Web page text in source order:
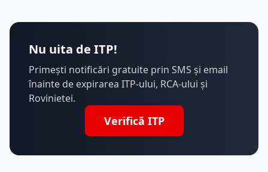
Nu uita de ITP!
Primești notificări gratuite prin SMS și email
înainte de expirarea ITP-ului, RCA-ului și
Rovinietei.
Verifică ITP